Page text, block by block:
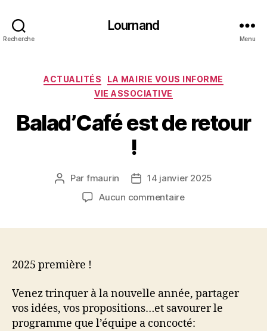
Recherche
Lournand
Menu
Catégories
ACTUALITÉS
LA MAIRIE VOUS INFORME
VIE ASSOCIATIVE
Balad’Café est de retour
!
Auteur
l’article
Par fmaurin
Date14 janvier 2025
Aucun commentairesur
2025 première !
Venez trinquer à la nouvelle année, partager
vos idées, vos propositions…et savourer le
programme que l’équipe a concocté: